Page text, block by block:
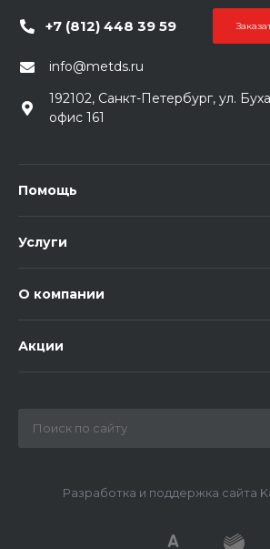
+7 (812) 448 39 59
info@metds.ru
192102, Санкт-Петербург, ул.
офис 161
Помощь
Услуги
О компании
Акции
Разработка и поддержка сайта